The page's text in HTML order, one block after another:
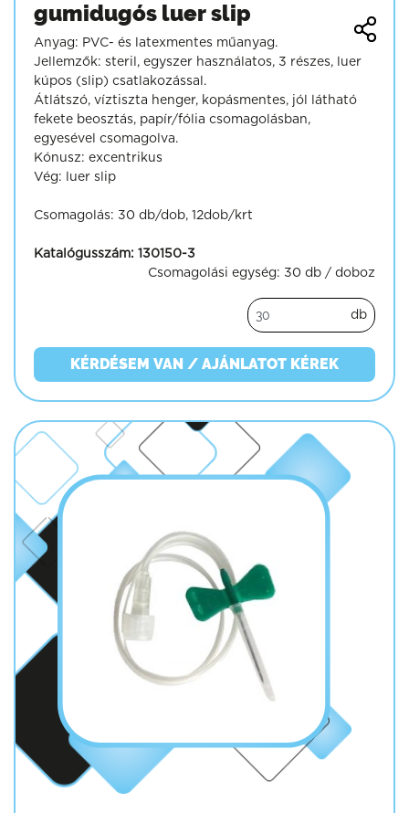
gumidugós luer slip
Anyag: PVC- és latexmentes műanyag.
Jellemzők: steril, egyszer használatos, 3 részes, luer
kúpos (slip) csatlakozással.
Átlátszó, víztiszta henger, kopásmentes, jól látható
fekete beosztás, papír/fólia csomagolásban,
egyesével csomagolva.
Kónusz: excentrikus
Vég: luer slip
Csomagolás: 30 db/dob, 12dob/krt
Katalógusszám: 130150-3
Csomagolási egység: 30 db / doboz
db
KÉRDÉSEM VAN / AJÁNLATOT KÉREK